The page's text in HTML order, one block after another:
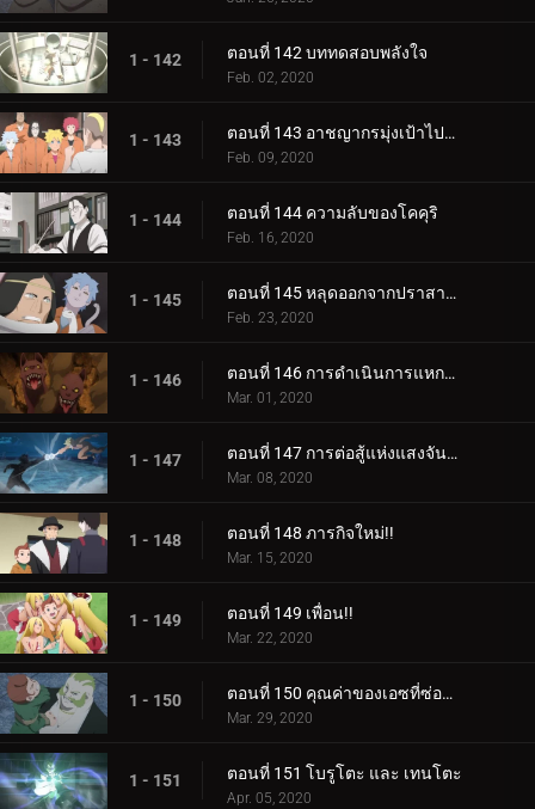
1 - 142 ตอนที่ 142 บททดสอบพลังใจ
Feb. 02, 2020
1 - 143 ตอนที่ 143 อาชญากรมุ่งเป้าไปที่โคคุริ
Feb. 09, 2020
1 - 144 ตอนที่ 144 ความลับของโคคุริ
Feb. 16, 2020
1 - 145 ตอนที่ 145 หลุดออกจากปราสาทโฮซึกิ
Feb. 23, 2020
1 - 146 ตอนที่ 146 การดำเนินการแหกคุก
Mar. 01, 2020
1 - 147 ตอนที่ 147 การต่อสู้แห่งแสงจันทร์อันเป็นเวรกรรม
Mar. 08, 2020
1 - 148 ตอนที่ 148 ภารกิจใหม่!!
Mar. 15, 2020
1 - 149 ตอนที่ 149 เพื่อน!!
Mar. 22, 2020
1 - 150 ตอนที่ 150 คุณค่าของเอซที่ซ่อนอยู่
Mar. 29, 2020
1 - 151 ตอนที่ 151 โบรูโตะ และ เทนโตะ
Apr. 05, 2020